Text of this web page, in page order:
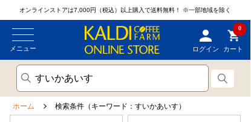
オンラインストアは7,000円（税込）以上購入で送料無料！ ※一部地域を除く
メニュー ログイン
0
カート
ホーム 検索条件（キーワード：すいかあいす）